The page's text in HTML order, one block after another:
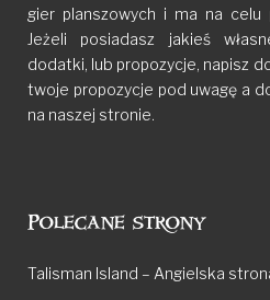
gier planszowych i ma na celu
Jeżeli posiadasz jakieś
dodatki, lub propozycje, napisz
twoje propozycje pod uwagę a
na naszej stronie.
Polecane strony
Talisman Island – Angielska